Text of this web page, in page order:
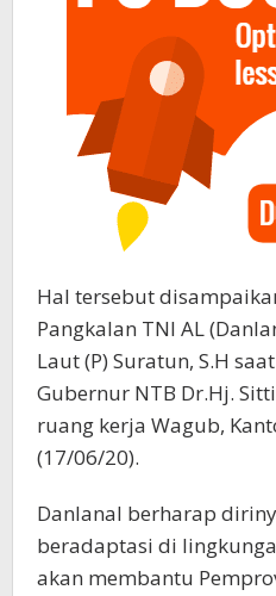
Hal tersebut
Pangkalan TNI AL
Laut (P) Suratun, S.H
Gubernur NTB Dr.Hj.
ruang kerja Wagub,
(17/06/20).
Danlanal berharap
beradaptasi di
akan membantu